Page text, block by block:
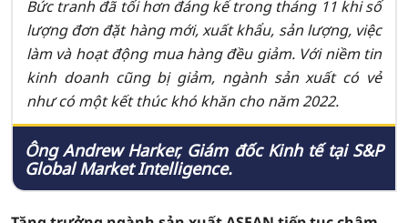
Bức tranh đã tối hơn đáng kể trong tháng 11 khi số
lượng đơn đặt hàng mới, xuất khẩu, sản lượng, việc
làm và hoạt động mua hàng đều giảm. Với niềm tin
kinh doanh cũng bị giảm, ngành sản xuất có vẻ
như có một kết thúc khó khăn cho năm 2022.
Ông Andrew Harker, Giám đốc Kinh tế tại S&P
Global Market Intelligence.